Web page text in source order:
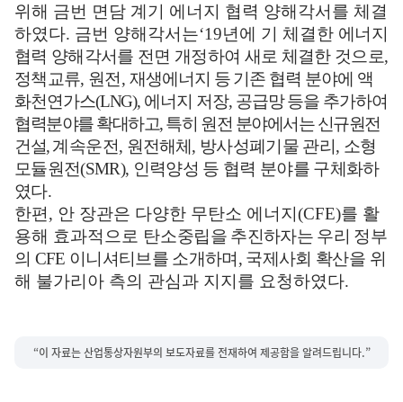
위해 금번 면담 계기 에너지 협력 양해각서를 체결
하였다. 금번 양해각서는‘19년에 기 체결한 에너지
협력 양해각서를 전면 개정하여 새로 체결한 것으로,
정책교류, 원전, 재생에너지 등 기존 협력 분야에 액
화천연가스(LNG), 에너지 저장, 공급망 등을 추가하여
협력분야를 확대하고,특히 원전 분야에서는 신규원전
건설,계속운전, 원전해체 , 방사성폐기물 관리 , 소형
모듈원전(SMR), 인력양성 등 협력 분야를 구체화하
였다.
한편, 안 장관은 다양한 무탄소 에너지 (CFE)를 활
용해 효과적으로 탄소중립을 추진하자는 우리 정부
의 CFE 이니셔티브를 소개하며 , 국제사회 확산을 위
해 불가리아 측의 관심과 지지를 요청하였다.
“이 자료는 산업통상자원부의 보도자료를 전재하여 제공함을 알려드립니다.”